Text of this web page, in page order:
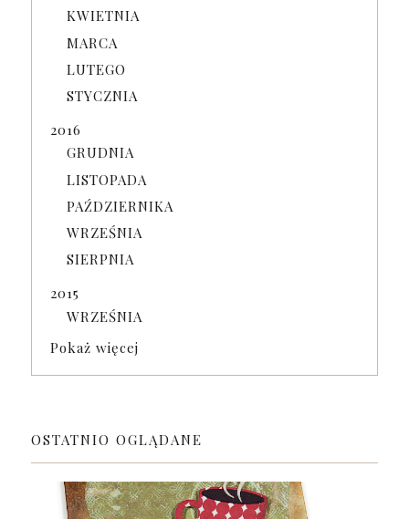
KWIETNIA
MARCA
LUTEGO
STYCZNIA
2016
GRUDNIA
LISTOPADA
PAŹDZIERNIKA
WRZEŚNIA
SIERPNIA
2015
WRZEŚNIA
Pokaż więcej
OSTATNIO OGLĄDANE